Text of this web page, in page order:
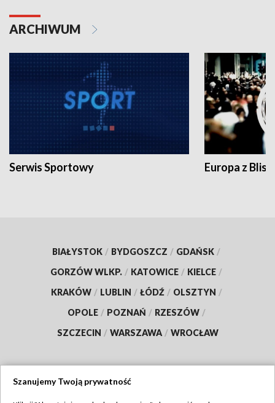
ARCHIWUM
Serwis Sportowy Europa z
BIAŁYSTOK / BYDGOSZCZ / GDAŃSK /
GORZÓW WLKP. / KATOWICE / KIELCE /
KRAKÓW / LUBLIN / ŁÓDŹ / OLSZTYN /
OPOLE / POZNAŃ / RZESZÓW /
SZCZECIN / WARSZAWA / WROCŁAW
Szanujemy Twoją prywatność